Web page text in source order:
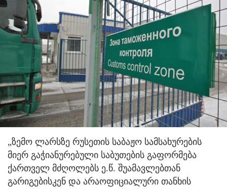
„ზემო ლარსზე რუსეთის საბაჟო სამსახურების
მიერ გაჭიანურებული საბუთების გაფორმება
ქართველ მძღოლებს ე.წ. შუამავლებთან
გარიგებისკენ და არაოფიციალური თანხის